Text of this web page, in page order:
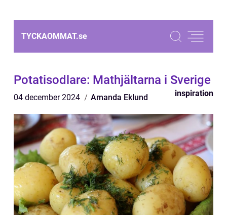
TYCKAOMMAT.se
Potatisodlare: Mathjältarna i Sverige
04 december 2024 Amanda Eklund inspiration